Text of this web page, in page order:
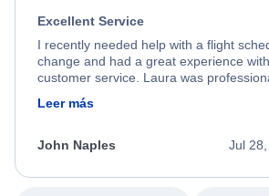
Excellent Service
I recently needed help with a flight
change and had a great experience with
customer service. Laura was
friendly, and very helpful throughout the
process. She quickly found a solution and
appreciate her excellent service.
Leer más
Jul
John Naples